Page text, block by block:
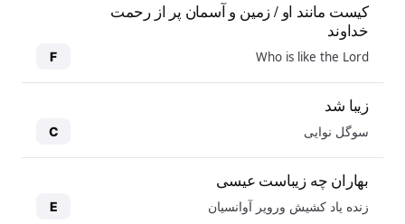
کیست مانند او / زمین و آسمان پر از رحمت
خداوند
Who is like the Lord
F
زیبا شد
سوگل نوایی C
بهاران چه زیباست عیسی
زنده یاد کشیش ورویر آوانسیان E